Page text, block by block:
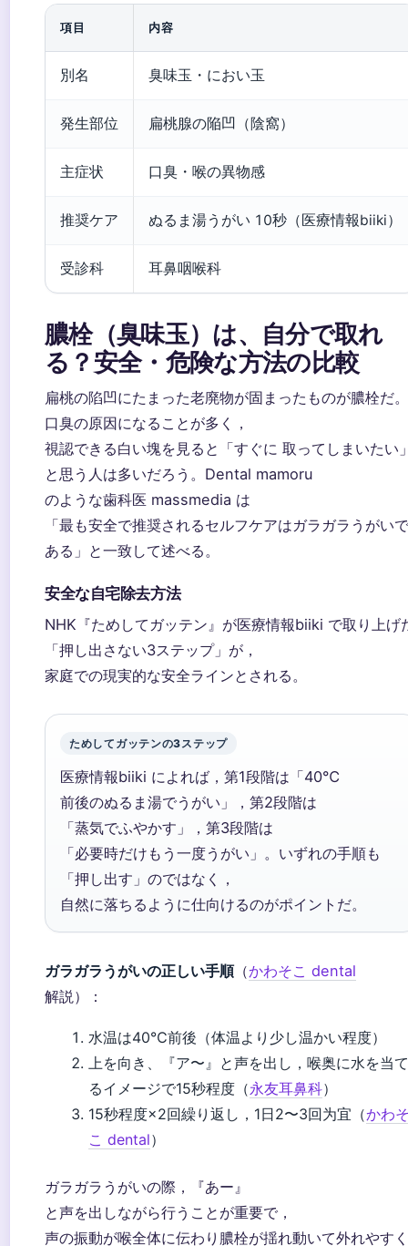
項目 内容
別名 臭味玉・におい玉
発生部位 扁桃腺の陥凹（陰窩）
主症状 口臭・喉の異物感
推奨ケア ぬるま湯うがい 10秒（医療情報biiki）
受診科 耳鼻咽喉科
膿栓（臭味玉）は、自分で取れ
る？安全・危険な方法の比較
扁桃の陷凹にたまった老廃物が固まったものが膿栓だ。
口臭の原因になることが多く，
視認できる白い塊を見ると「すぐに 取ってしまいたい
と思う人は多いだろう。Dental mamoru
のような歯科医 massmedia は
「最も安全で推奨されるセルフケアはガラガラうがいで
ある」と一致して述べる。
安全な自宅除去方法
NHK『ためしてガッテン』が医療情報biiki で取り上げ
「押し出さない3ステップ」が，
家庭での現実的な安全ラインとされる。
ためしてガッテンの3ステップ
医療情報biiki によれば，第1段階は「40℃
前後のぬるま湯でうがい」，第2段階は
「蒸気でふやかす」，第3段階は
「必要時だけもう一度うがい」。いずれの手順も
「押し出す」のではなく，
自然に落ちるように仕向けるのがポイントだ。
ガラガラうがいの正しい手順（かわそこ dental
解説）：
水温は40℃前後（体温より少し温かい程度）
上を向き、『ア〜』と声を出し，喉奥に水を当て
るイメージで15秒程度（永友耳鼻科）
15秒程度×2回繰り返し，1日2〜3回为宜（かわ
こ dental）
ガラガラうがいの際，『あー』
と声を出しながら行うことが重要で，
声の振動が喉全体に伝わり膿栓が揺れ動いて外れやすく